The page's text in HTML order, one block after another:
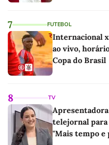
7 FUTEBOL
Internacional
ao vivo,
Copa do Brasil
8 TV
telejornal para
"Mais tempo e